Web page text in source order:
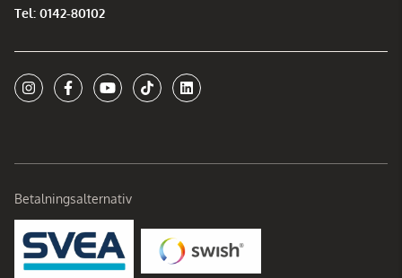
Tel: 0142-80102
Betalningsalternativ